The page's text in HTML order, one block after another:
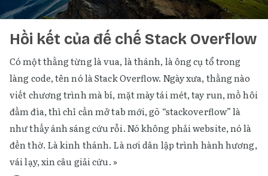
Windows
Linux
Tools
Hồi kết của đế chế Stack Overflow
Có một thằng từng là vua, là thánh, là ông cụ tổ trong
làng code, tên nó là Stack Overflow. Ngày xưa, thằng nào
viết chương trình mà bí, mặt mày tái mét, tay run, mồ hôi
đầm đìa, thì chỉ cần mở tab mới, gõ “stackoverflow” là
như thấy ánh sáng cứu rỗi. Nó không phải website, nó là
đền thờ. Là kinh thánh. Là nơi dân lập trình hành hương,
vái lạy, xin câu giải cứu.»